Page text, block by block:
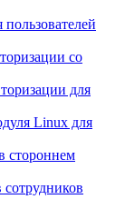
со
для
Linux для
стороннем
сотрудников